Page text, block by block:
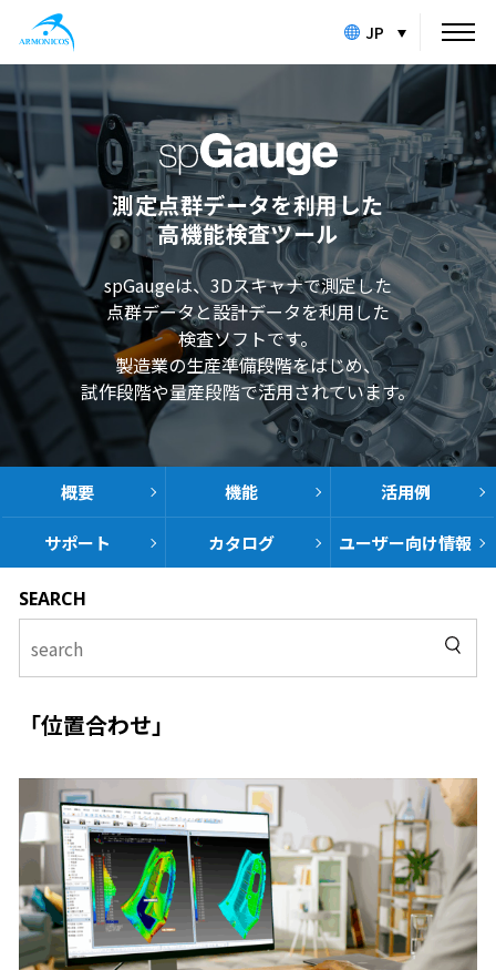
JP
測定点群データを利用した
高機能検査ツール
spGaugeは、3Dスキャナで測定した
点群データと設計データを利用した
検査ソフトです。
製造業の生産準備段階をはじめ、
試作段階や量産段階で活用されています。
概要 機能 活用例
サポート カタログ ユーザー向け情報
SEARCH
「位置合わせ」